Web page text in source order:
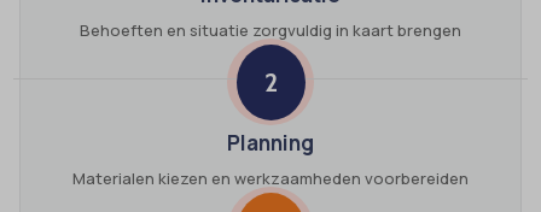
Behoeften en situatie zorgvuldig in kaart brengen
2
Planning
Materialen kiezen en werkzaamheden voorbereiden